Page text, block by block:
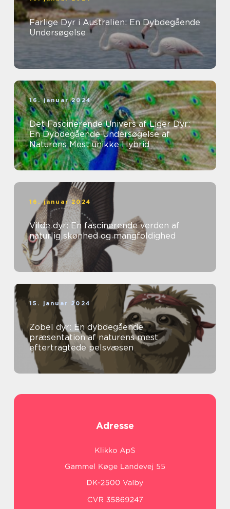
Farlige Dyr i Australien: En Dybdegående
Undersøgelse
16. januar 2024
Det Fascinerende Univers af Liger Dyr:
En Dybdegående Undersøgelse af
Naturens Mest unikke Hybrid
16. januar 2024
Vilde dyr: En fascinerende verden af
naturlig skønhed og mangfoldighed
15. januar 2024
Zobel dyr: En dybdegående
præsentation af naturens mest
eftertragtede pelsvæsen
Adresse